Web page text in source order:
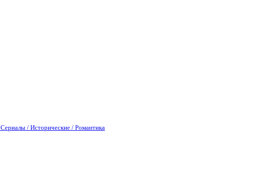
Сериалы / Исторические / Романтика